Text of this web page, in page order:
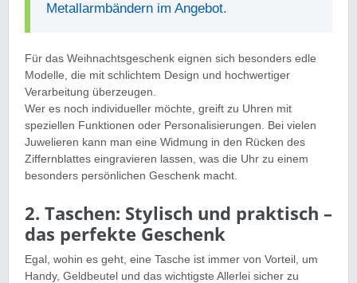
Metallarmbändern im Angebot.
Für das Weihnachtsgeschenk eignen sich besonders edle
Modelle, die mit schlichtem Design und hochwertiger
Verarbeitung überzeugen.
Wer es noch individueller möchte, greift zu Uhren mit
speziellen Funktionen oder Personalisierungen. Bei vielen
Juwelieren kann man eine Widmung in den Rücken des
Ziffernblattes eingravieren lassen, was die Uhr zu einem
besonders persönlichen Geschenk macht.
2. Taschen: Stylisch und praktisch –
das perfekte Geschenk
Egal, wohin es geht, eine Tasche ist immer von Vorteil, um
Handy, Geldbeutel und das wichtigste Allerlei sicher zu